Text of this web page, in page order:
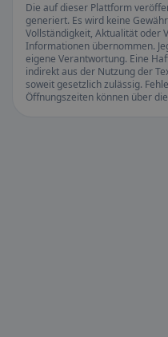
Die auf dieser Plattform
generiert. Es wird keine
Vollständigkeit, Aktualität oder
Informationen übernommen.
eigene Verantwortung. Eine
indirekt aus der Nutzung der
soweit gesetzlich zulässig.
Öffnungszeiten können über